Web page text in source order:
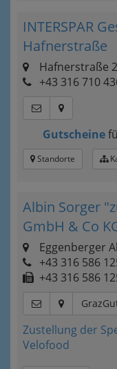
INTERSPAR
Hafnerstraße
Hafnerstraße
+43 316 710
Gutscheine
Standorte
Albin Sorger
GmbH & Co
Eggenberger
+43 316 586
+43 316 586
Zustellung der
Velofood